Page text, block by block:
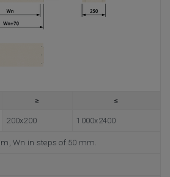
≥ ≤
200x200 1000x2400
Wn in steps of 50 mm.